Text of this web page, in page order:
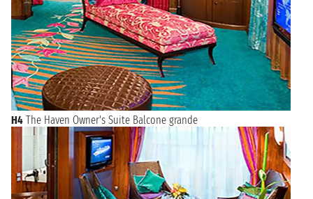
H4 The Haven Owner's Suite Balcone grande